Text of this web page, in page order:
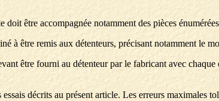
doit être accompagnée notamment des pièces
à être remis aux détenteurs, précisant notamment le
être fourni au détenteur par le fabricant avec chaque
décrits au présent article. Les erreurs maximales